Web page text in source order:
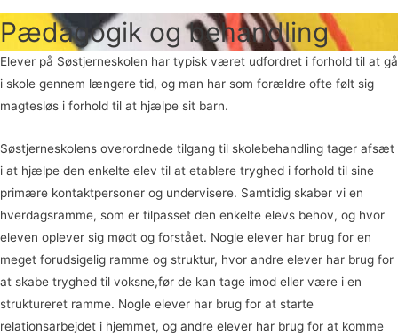
Pædagogik og behandling
Elever på Søstjerneskolen har typisk været udfordret i forhold til at gå
i skole gennem længere tid, og man har som forældre ofte følt sig
magtesløs i forhold til at hjælpe sit barn.
Søstjerneskolens overordnede tilgang til skolebehandling tager afsæt
i at hjælpe den enkelte elev til at etablere tryghed i forhold til sine
primære kontaktpersoner og undervisere. Samtidig skaber vi en
hverdagsramme, som er tilpasset den enkelte elevs behov, og hvor
eleven oplever sig mødt og forstået. Nogle elever har brug for en
meget forudsigelig ramme og struktur, hvor andre elever har brug for
at skabe tryghed til voksne,før de kan tage imod eller være i en
struktureret ramme. Nogle elever har brug for at starte
relationsarbejdet i hjemmet, og andre elever har brug for at komme